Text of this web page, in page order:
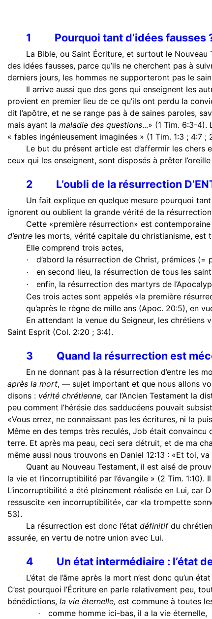
1 Pourquoi tant d’idées fausses
La Bible, ou Saint Écriture, et surtout le
des idées fausses, parce qu’ils ne cherchent pas à
derniers jours, les hommes ne supporteront pas le
Il arrive aussi que des gens qui enseignent les
provient en premier lieu de ce qu’ils ont perdu la
dit l’apôtre, et ne se range pas à de saines paroles,
mais ayant la maladie des questions...» (1 Tim. 6:3-4).
« fables ingénieusement imaginées » (1 Tim. 1:3 ; 4:7 ;
Le but du présent article est d’affermir les chers
ceux qui les enseignent, sont disposés à prêter
2 L’oubli de la résurrection
Un fait explique en quelque mesure pourquoi
ignorent ou oublient la grande vérité de la résurrection
Cette «première résurrection» est
d’entre les morts, vérité capitale du christianisme, est
Elle comprend trois actes,
· d’abord la résurrection de Christ, prémices
· en second lieu, la résurrection de tous les
·
enfin, la résurrection des martyrs de
Ces trois actes sont appelés «la première
qu’après le règne de mille ans (Apoc. 20:5), en
En attendant la venue du Seigneur, les
Saint Esprit (Col. 2:20 ; 3:4).
3 Quand la résurrection est
En ne donnant pas à la résurrection d’entre les
après la mort, — sujet important et que nous allons
disons : vérité chrétienne, car l’Ancien Testament la
peu comment l’hérésie des sadducéens pouvait
«Vous errez, ne connaissant pas les écritures, ni la
Même en des temps très reculés, Job était
terre. Et après ma peau, ceci sera détruit, et de ma
même aussi nous trouvons en Daniel 12:13 : «Et toi,
Quant au Nouveau Testament, il est aisé de
la vie et l’incorruptibilité par l’évangile » (2 Tim.
L’incorruptibilité a été pleinement réalisée en Lui, car
ressuscite «en incorruptibilité», car «la trompette
53).
La résurrection est donc l’état définitif du
assurée, en vertu de notre union avec Lui.
4 Un état intermédiaire : l’état
L’état de l’âme après la mort n’est donc qu’un état
C’est pourquoi l’Écriture en parle relativement peu,
bénédictions, la vie éternelle, est commune à toutes
· comme homme ici-bas, il a la vie éternelle,